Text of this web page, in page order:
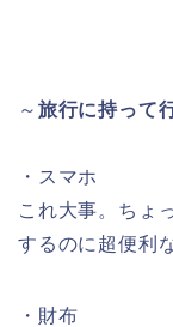
～ 旅行に持って
・スマホ
これ大事。ちょ
するのに超便利
・財布